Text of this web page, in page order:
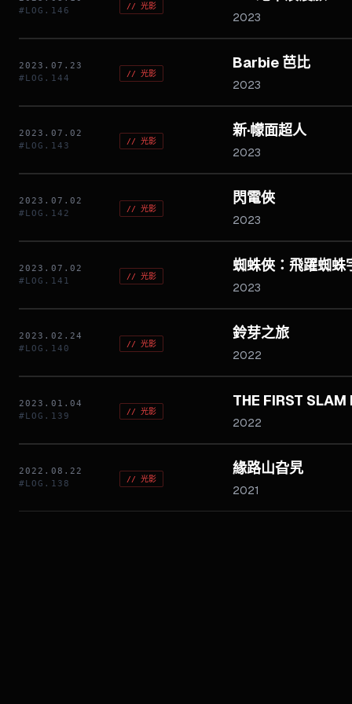
#LOG. 146 // 光影
2023
2023.07.23
#LOG. 144 // 光影
Barbie 芭比
2023
2023.07.02
#LOG. 143 // 光影
新·幪面超人
2023
2023.07.02
#LOG. 142 // 光影
閃電俠
2023
2023.07.02
#LOG. 141 // 光影
蜘蛛俠：飛躍蜘蛛
2023
2023.02.24
#LOG. 140 // 光影
鈴芽之旅
2022
2023.01.04
#LOG. 139 // 光影
THE FIRST SLAM
2022
2022.08.22
#LOG. 138 // 光影
緣路山旮旯
2021